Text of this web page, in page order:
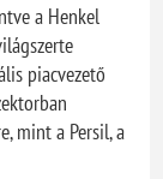
a Henkel
piacvezető
mint a Persil, a